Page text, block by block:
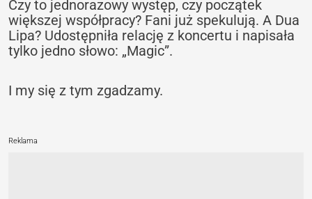
Czy to jednorazowy występ, czy początek
większej współpracy? Fani już spekulują. A Dua
Lipa? Udostępniła relację z koncertu i napisała
tylko jedno słowo: „Magic”.
I my się z tym zgadzamy.
Reklama